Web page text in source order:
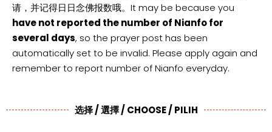
请，并记得日日念佛报数哦。It may be because you
have not reported the number of Nianfo for
several days, so the prayer post has been
automatically set to be invalid. Please apply again and
remember to report number of Nianfo everyday.
选择 / 選擇 / CHOOSE / PILIH